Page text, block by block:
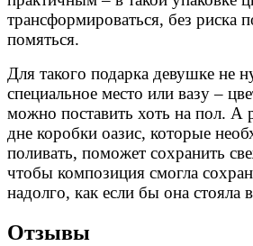
трансформироваться, без риска
помяться.
Для такого подарка девушке не
специальное место или вазу –
можно поставить хоть на пол. А
дне коробки оазис, которые
поливать, поможет сохранить
чтобы композиция смогла
надолго, как если бы она стояла
Отзывы